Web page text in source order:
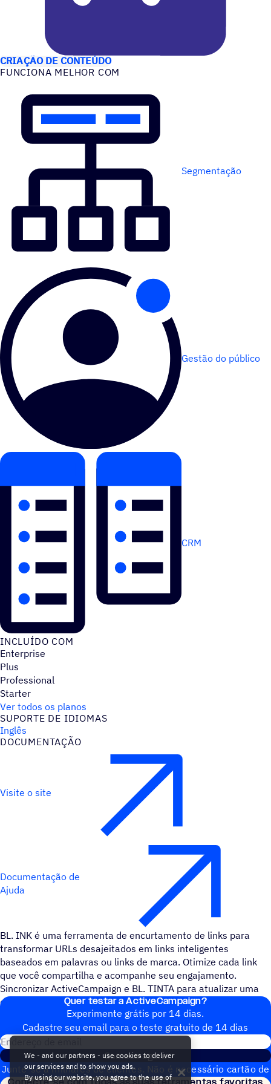
CASOS DE USO
CRIAÇÃO DE CONTEÚDO
FUNCIONA MELHOR COM
Segmentação
Gestão do público
CRM
INCLUÍDO COM
Enterprise
Plus
Professional
Starter
Ver todos os planos
SUPORTE DE IDIOMAS
Inglês
DOCUMENTAÇÃO
Visite o site
Documentação de
Ajuda
BL. INK é uma ferramenta de encurtamento de links para
transformar URLs desajeitados em links inteligentes
baseados em palavras ou links de marca. Otimize cada link
que você compartilha e acompanhe seu engajamento.
Sincronizar ActiveCampaign e BL. TINTA para atualizar uma
conta ou contato quando um novo link for criado.
Quer testar a ActiveCampaign?
Experimente grátis por 14 dias.
Cadastre seu email para o teste gratuito de 14 dias
Endereço de email
Comece agora
Junte-se a milhares de clientes. Não é necessário cartão de
We - and our partners - use cookies to deliver
our services and to show you ads.
By using our website, you agree to the use of